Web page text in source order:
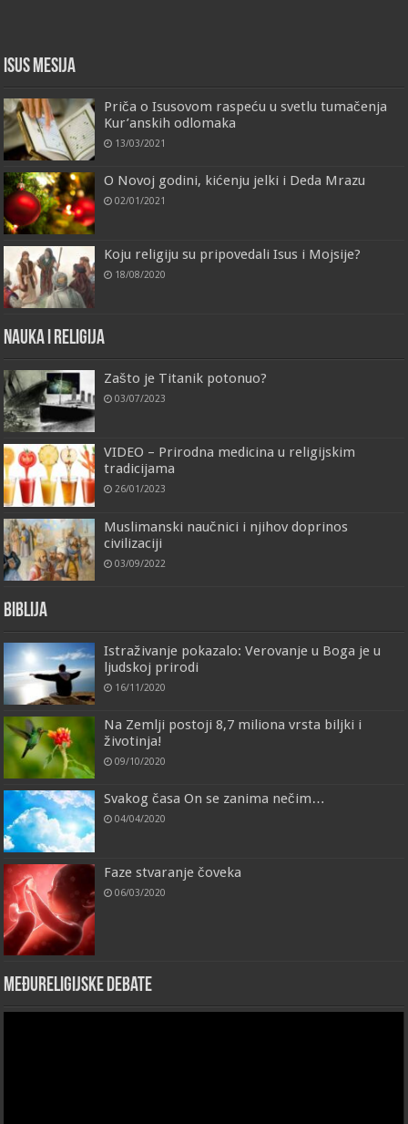
Isus Mesija
Priča o Isusovom raspeću u svetlu tumačenja
Kur’anskih odlomaka
13/03/2021
O Novoj godini, kićenju jelki i Deda Mrazu
02/01/2021
Koju religiju su pripovedali Isus i Mojsije?
18/08/2020
Nauka i religija
Zašto je Titanik potonuo?
03/07/2023
VIDEO – Prirodna medicina u religijskim
tradicijama
26/01/2023
Muslimanski naučnici i njihov doprinos
civilizaciji
03/09/2022
Biblija
Istraživanje pokazalo: Verovanje u Boga je u
ljudskoj prirodi
16/11/2020
Na Zemlji postoji 8,7 miliona vrsta biljki i
životinja!
09/10/2020
Svakog časa On se zanima nečim…
04/04/2020
Faze stvaranje čoveka
06/03/2020
Međureligijske debate